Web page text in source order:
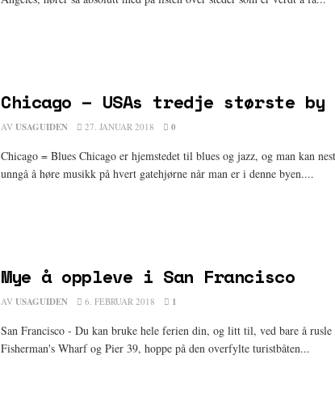
Chicago – USAs tredje største by
AV USAGUIDEN 27. JANUAR 2018 0
Chicago = Blues Chicago er hjemstedet til blues og jazz, og man kan
unngå å høre musikk på hvert gatehjørne når man er i denne byen....
Mye å oppleve i San Francisco
AV USAGUIDEN 6. FEBRUAR 2018 1
San Francisco - Du kan bruke hele ferien din, og litt til, ved bare å
Fisherman's Wharf og Pier 39, hoppe på den overfylte turistbåten...